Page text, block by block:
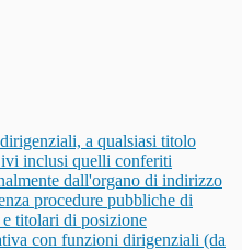
a qualsiasi titolo
inclusi quelli conferiti
dall'organo di indirizzo
procedure pubbliche di
e titolari di posizione
con funzioni dirigenziali (da